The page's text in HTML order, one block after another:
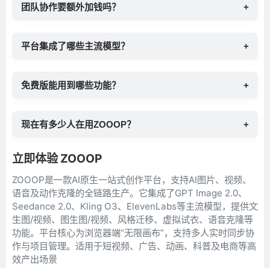
团队协作要额外加钱吗？ +
平台集成了哪些主流模型？ +
免费版能用到哪些功能？ +
现在有多少人在用ZOOOP？ +
立即体验 ZOOOP
ZOOOP是一款AI原生一站式创作平台，支持AI图片、视频、
语音及动作克隆的全链路生产。它集成了GPT Image 2.0、
Seedance 2.0、Kling O3、ElevenLabs等主流模型，提供文
生图/视频、图生图/视频、风格迁移、虚拟试衣、语音克隆等
功能。平台核心为浏览器端“无限画布”，支持多人实时同步协
作与项目管理。适用于短视频、广告、动画、科普及电商等高
效产出场景